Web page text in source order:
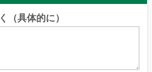
（具体的に）